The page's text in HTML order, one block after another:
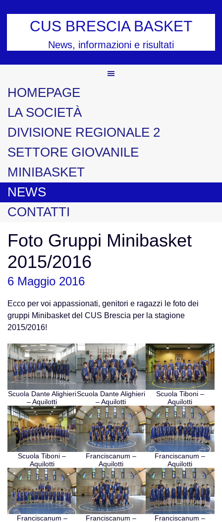
CUS BRESCIA BASKET
News, informazioni e risultati
HOMEPAGE
LA SOCIETÀ
DIVISIONE REGIONALE 2
SETTORE GIOVANILE
MINIBASKET
NEWS
CONTATTI
Foto Gruppi Minibasket
2015/2016
6 Maggio 2016
Ecco per voi appassionati, genitori e ragazzi le foto dei
gruppi Minibasket del CUS Brescia per la stagione
2015/2016!
Scuola Dante Alighieri
– Aquilotti
Scuola Dante Alighieri
– Aquilotti
Scuola Tiboni –
Aquilotti
Scuola Tiboni –
Aquilotti
Franciscanum –
Aquilotti
Franciscanum –
Aquilotti
Franciscanum –
Franciscanum –
Franciscanum –